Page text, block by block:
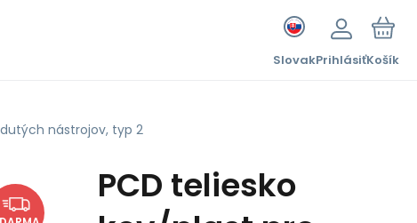
SlovakPrihlásiťKošík
nástrojov, typ 2
PCD teliesko